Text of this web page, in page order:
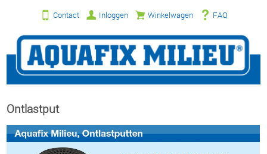
Contact Inloggen Winkelwagen FAQ
Ontlastput